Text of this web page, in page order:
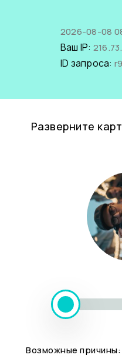
2026-08-08
Ваш IP:
ID запроса:
Разверните
Возможные причины: